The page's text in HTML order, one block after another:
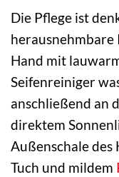
Die Pflege ist
Hand mit
Seifenreiniger
anschließend an
direktem
Außenschale des
Tuch und mildem